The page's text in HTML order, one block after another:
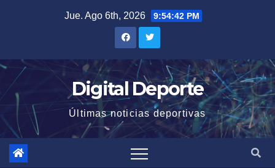
Jue. Ago 6th, 2026 9:54:42 PM
Digital Deporte
Últimas noticias deportivas